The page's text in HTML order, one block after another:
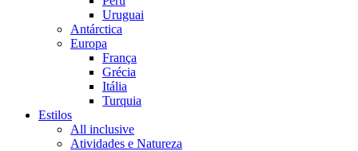
Uruguai
Antárctica
Europa
França
Grécia
Itália
Turquia
Estilos
All inclusive
Atividades e Natureza